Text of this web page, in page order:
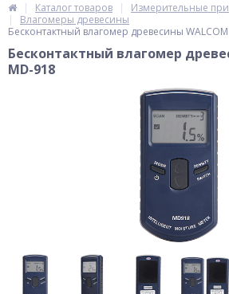
Каталог товаров
Измерительные
Влагомеры древесины
Бесконтактный влагомер древесины
Бесконтактный влагомер
MD-918